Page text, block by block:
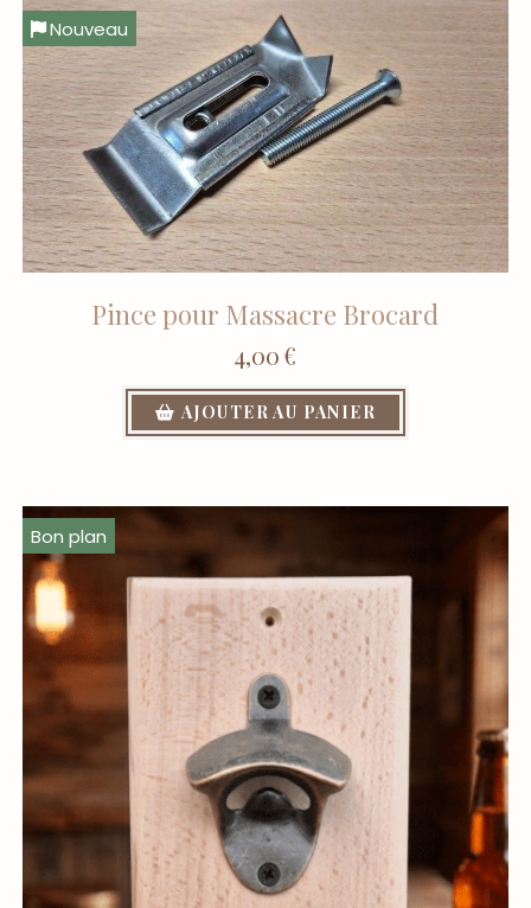
Pince pour Massacre Brocard
4,00€
AJOUTER AU PANIER
Nouveau
Bon plan